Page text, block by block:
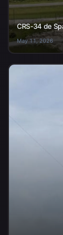
CRS-34 de
May 11, 2026